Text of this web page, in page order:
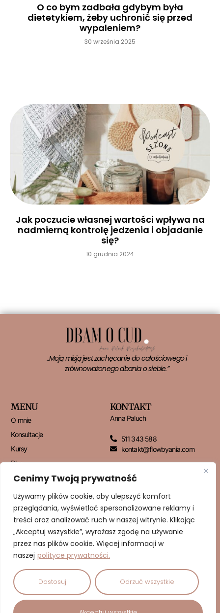
Cenimy Twoją prywatność
Używamy plików cookie, aby ulepszyć komfort
przeglądania, wyświetlać spersonalizowane reklamy i
treści oraz analizować ruch w naszej witrynie. Klikając
„Akceptuj wszystkie”, wyrażasz zgodę na używanie
przez nas plików cookie. Więcej informacji w
naszej polityce prywatności.
Dostosuj Odrzuć wszystkie
O co bym zadbała gdybym była
dietetykiem, żeby uchronić się przed
wypaleniem?
30 września 2025
Jak poczucie własnej wartości wpływa na
nadmierną kontrolę jedzenia i objadanie
się?
10 grudnia 2024
„Moją misją jest zachęcanie do całościowego i
zrównoważonego dbania o siebie.”
MENU
O mnie
Konsultacje
Kursy
Blog
Kontakt
KONTAKT
Anna Paluch
511 343 588
kontakt@flowbyania.com
NEWSLETTER
ZAPISUJĘ SIĘ!
© 2026 Dbam o Cud | Anna Paluch – Psychodietetyk | Wszelkie